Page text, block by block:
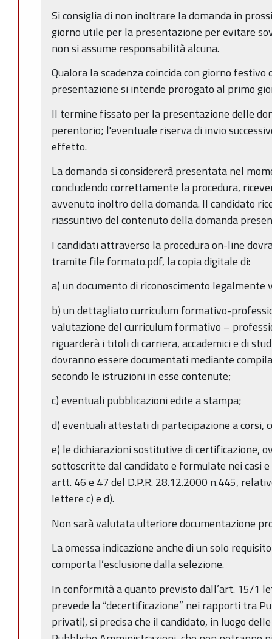
Si consiglia di non inoltrare la domanda in
giorno utile per la presentazione per evitare
non si assume responsabilità alcuna.
Qualora la scadenza coincida con giorno
presentazione si intende prorogato al primo
Il termine fissato per la presentazione delle
perentorio; l'eventuale riserva di invio
effetto.
La domanda si considererà presentata nel
concludendo correttamente la procedura,
avvenuto inoltro della domanda. Il candidato
riassuntivo del contenuto della domanda
I candidati attraverso la procedura on-line
tramite file formato.pdf, la copia digitale di:
a) un documento di riconoscimento legalmente
b) un dettagliato curriculum formativo-
valutazione del curriculum formativo –
riguarderà i titoli di carriera, accademici e di
dovranno essere documentati mediante
secondo le istruzioni in esse contenute;
c) eventuali pubblicazioni edite a stampa;
d) eventuali attestati di partecipazione a corsi,
e) le dichiarazioni sostitutive di certificazione,
sottoscritte dal candidato e formulate nei casi
artt. 46 e 47 del D.P.R. 28.12.2000 n.445,
lettere c) e d).
Non sarà valutata ulteriore documentazione
La omessa indicazione anche di un solo
comporta l’esclusione dalla selezione.
In conformità a quanto previsto dall’art. 15/1
prevede la “decertificazione” nei rapporti tra
privati), si precisa che il candidato, in luogo